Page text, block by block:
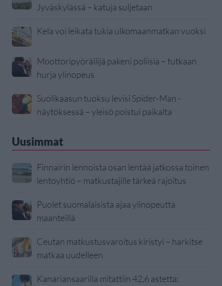
Jyväskylässä – katuja suljetaan
Kela voi leikata tukia ulkomaanmatkan vuoksi
Moottoripyöräilijä pakeni poliisia – tutkaan
hurja ylinopeus
Suolikaasun tuoksu levisi Spider-Man -
näytöksessä – yleisö poistui paikalta
Uusimmat
Finnairin lennoista osan lentää jatkossa toinen
lentoyhtiö – matkustajille tärkeä rajoitus
Puolet suomalaisista ajaa ylinopeutta
maanteillä
Ceutan matkustusvaroitus kiristyi – harkitse
matkaa uudelleen
Kanariansaarilla mitattiin 42,6 astetta: